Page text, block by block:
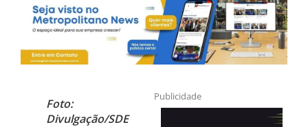
Foto:
Divulgação/SDE
Publicidade